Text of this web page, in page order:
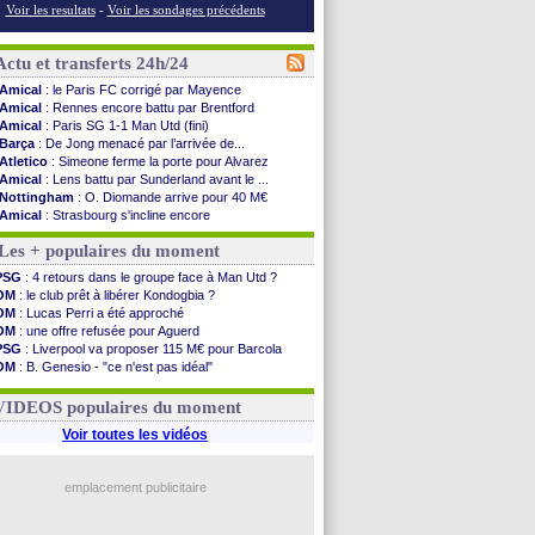
Voir les resultats - Voir les sondages précédents
et transferts 24h/24
Amical : le Paris FC corrigé par Mayence
Amical : Rennes encore battu par Brentford
Amical : Paris SG 1-1 Man Utd (fini)
Barça : De Jong menacé par l’arrivée de...
Atletico : Simeone ferme la porte pour Alvarez
Amical : Lens battu par Sunderland avant le ...
Nottingham : O. Diomande arrive pour 40 M€
Amical : Strasbourg s'incline encore
Amical: Lille s'impose à Hambourg
Lens: Ganiou prolongé jusqu'en 2030 (officiel)
OM: le PSG, les précisions de Benatia
Amical: Paris SG-Man Utd, les compos
Amical: Chelsea corrige l'AC Milan
Argentine : Messi perd son papa
Amical: l'Inter s'offre la Juventus
Atletico: Almada rejoint River Plate (off.)
Monaco : Camara a la cote en Angleterre
Amical: encore une défaite pour Strasbourg
OM: la piste Goore en attaque
: ça négocie avec le Barça pour Torres
: Le Mans concède un nul
+ populaires du moment
: 4 retours dans le groupe face à Man Utd ?
: le club prêt à libérer Kondogbia ?
: Lucas Perri a été approché
: une offre refusée pour Aguerd
: Liverpool va proposer 115 M€ pour Barcola
: B. Genesio - "ce n'est pas idéal"
: prison avec sursis requis contre un arbitre
populaires du moment
Voir toutes les vidéos
emplacement publicitaire